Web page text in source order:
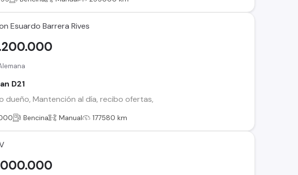
Esuardo Barrera Rives
D21
dueño, Mantención al día, recibo ofertas,
Bencina Manual 177580 km